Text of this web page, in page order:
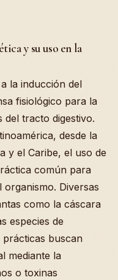
y su uso en la
la inducción del
fisiológico para la
del tracto digestivo.
desde la
y el Caribe, el uso de
común para
Diversas
como la cáscara
especies de
buscan
mediante la
o toxinas